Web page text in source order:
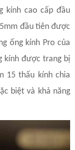
kính cao cấp đầu
đầu tiên được
ống kính Pro của
kính được trang bị
15 thấu kính chia
biệt và khả năng